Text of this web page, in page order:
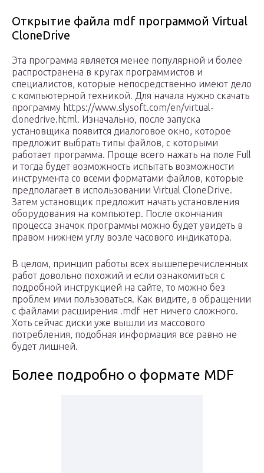
Открытие файла mdf программой Virtual
CloneDrive
Эта программа является менее популярной и более
распространена в кругах программистов и
специалистов, которые непосредственно имеют дело
с компьютерной техникой. Для начала нужно скачать
программу https://www.slysoft.com/en/virtual-
clonedrive.html. Изначально, после запуска
установщика появится диалоговое окно, которое
предложит выбрать типы файлов, с которыми
работает программа. Проще всего нажать на поле Full
и тогда будет возможность испытать возможности
инструмента со всеми форматами файлов, которые
предполагает в использовании Virtual CloneDrive.
Затем установщик предложит начать установления
оборудования на компьютер. После окончания
процесса значок программы можно будет увидеть в
правом нижнем углу возле часового индикатора.
В целом, принцип работы всех вышеперечисленных
работ довольно похожий и если ознакомиться с
подробной инструкцией на сайте, то можно без
проблем ими пользоваться. Как видите, в обращении
с файлами расширения .mdf нет ничего сложного.
Хоть сейчас диски уже вышли из массового
потребления, подобная информация все равно не
будет лишней.
Более подробно о формате MDF